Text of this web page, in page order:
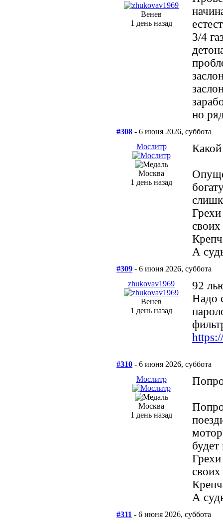
Венев
1 день назад
3/4
но
#308 - 6 июня 2026, суббота
Мослитр
Москва
1 день назад
Грехи
А
#309 - 6 июня 2026, суббота
zhukovav1969
Венев
1 день назад
92
Надо
#310 - 6 июня 2026, суббота
Мослитр
Москва
1 день назад
Грехи
А
#311 - 6 июня 2026, суббота